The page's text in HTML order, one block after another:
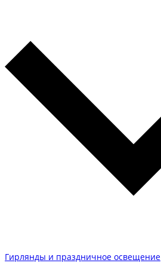
Гирлянды и праздничное освещение